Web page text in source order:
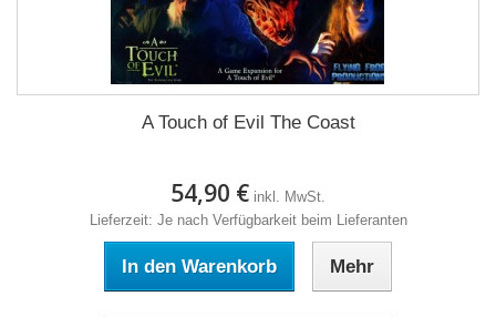
A Touch of Evil The Coast
54,90 € inkl. MwSt.
Lieferzeit: Je nach Verfügbarkeit beim Lieferanten
In den Warenkorb Mehr